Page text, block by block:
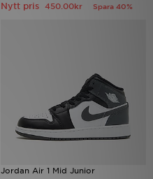
Nytt pris 450.00kr Spara 40%
Jordan Air 1 Mid Junior